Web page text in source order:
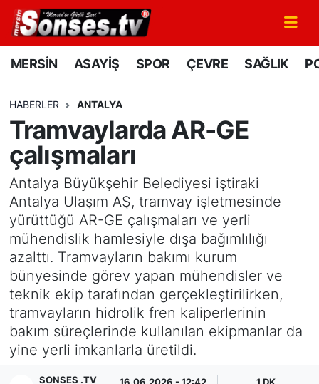
MERSİN ASAYİŞ SPOR ÇEVRE SAĞLIK
HABERLER ANTALYA
Tramvaylarda AR-GE
çalışmaları
Antalya Büyükşehir Belediyesi iştiraki
Antalya Ulaşım AŞ, tramvay işletmesinde
yürüttüğü AR-GE çalışmaları ve yerli
mühendislik hamlesiyle dışa bağımlılığı
azalttı. Tramvayların bakımı kurum
bünyesinde görev yapan mühendisler ve
teknik ekip tarafından gerçekleştirilirken,
tramvayların hidrolik fren kaliperlerinin
bakım süreçlerinde kullanılan ekipmanlar da
yine yerli imkanlarla üretildi.
SONSES .TV
MERSİN
SPOR
GÜNÜN MANŞETİ
DÜNYA
KÜLTÜR - SANAT
MAGAZİN
SAĞLIK
Siyaset
YEREL HABER
Mersin Nöbetçi Eczaneler
Mersin Namaz Vakitleri
Mersin Trafik Yoğunluk Haritası
Süper Lig Puan Durumu ve Fikstür
Tüm Manşetler
Son Dakika Haberleri
Haber Arşivi